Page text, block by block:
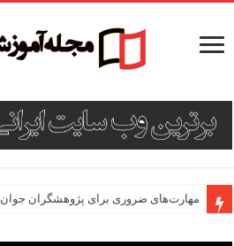
مهارت‌های ضروری برای پژوهشگران جوان